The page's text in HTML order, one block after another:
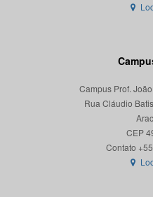
Campus Prof.
Rua Cláudio
CEP